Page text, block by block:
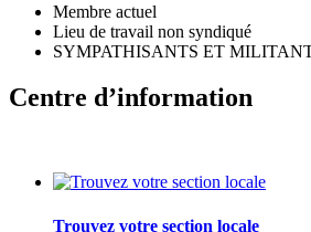
Membre actuel
Lieu de travail non syndiqué
SYMPATHISANTS ET
Centre d’information
Trouvez votre section locale